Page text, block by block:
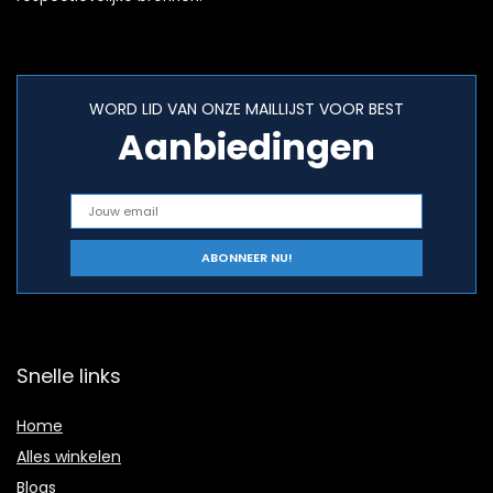
WORD LID VAN ONZE MAILLIJST VOOR BEST
Aanbiedingen
Snelle links
Home
Alles winkelen
Blogs